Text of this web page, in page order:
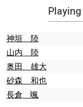
神垣 陸
山内 陸
奥田 雄大
砂森 和也
長倉 颯